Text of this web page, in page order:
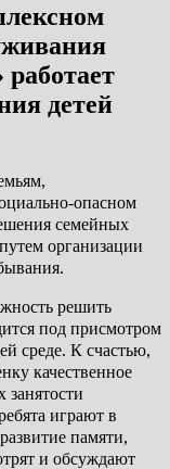
детей
опасном
семейных
организации
решить
под присмотром
среде. К счастью,
качественное
занятости
играют в
памяти,
и обсуждают